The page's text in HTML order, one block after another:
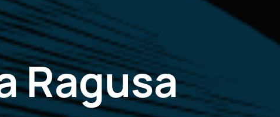
Ragusa